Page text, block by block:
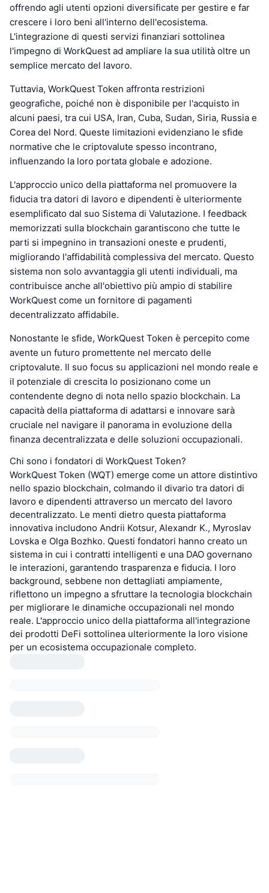
offrendo agli utenti opzioni diversificate per gestire e far
crescere i loro beni all'interno dell'ecosistema.
L'integrazione di questi servizi finanziari sottolinea
l'impegno di WorkQuest ad ampliare la sua utilità oltre un
semplice mercato del lavoro.
Tuttavia, WorkQuest Token affronta restrizioni
geografiche, poiché non è disponibile per l'acquisto in
alcuni paesi, tra cui USA, Iran, Cuba, Sudan, Siria, Russia e
Corea del Nord. Queste limitazioni evidenziano le sfide
normative che le criptovalute spesso incontrano,
influenzando la loro portata globale e adozione.
L'approccio unico della piattaforma nel promuovere la
fiducia tra datori di lavoro e dipendenti è ulteriormente
esemplificato dal suo Sistema di Valutazione. I feedback
memorizzati sulla blockchain garantiscono che tutte le
parti si impegnino in transazioni oneste e prudenti,
migliorando l'affidabilità complessiva del mercato. Questo
sistema non solo avvantaggia gli utenti individuali, ma
contribuisce anche all'obiettivo più ampio di stabilire
WorkQuest come un fornitore di pagamenti
decentralizzato affidabile.
Nonostante le sfide, WorkQuest Token è percepito come
avente un futuro promettente nel mercato delle
criptovalute. Il suo focus su applicazioni nel mondo reale e
il potenziale di crescita lo posizionano come un
contendente degno di nota nello spazio blockchain. La
capacità della piattaforma di adattarsi e innovare sarà
cruciale nel navigare il panorama in evoluzione della
finanza decentralizzata e delle soluzioni occupazionali.
Chi sono i fondatori di WorkQuest Token?
WorkQuest Token (WQT) emerge come un attore distintivo
nello spazio blockchain, colmando il divario tra datori di
lavoro e dipendenti attraverso un mercato del lavoro
decentralizzato. Le menti dietro questa piattaforma
innovativa includono Andrii Kotsur, Alexandr K., Myroslav
Lovska e Olga Bozhko. Questi fondatori hanno creato un
sistema in cui i contratti intelligenti e una DAO governano
le interazioni, garantendo trasparenza e fiducia. I loro
background, sebbene non dettagliati ampiamente,
riflettono un impegno a sfruttare la tecnologia blockchain
per migliorare le dinamiche occupazionali nel mondo
reale. L'approccio unico della piattaforma all'integrazione
dei prodotti DeFi sottolinea ulteriormente la loro visione
per un ecosistema occupazionale completo.